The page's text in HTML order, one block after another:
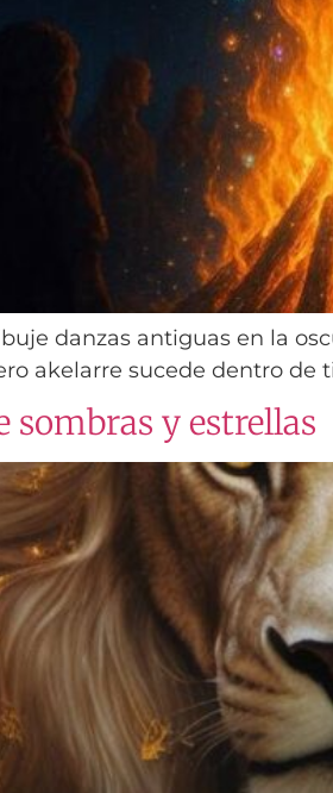
danzas antiguas en la
akelarre sucede dentro de
sombras y estrellas